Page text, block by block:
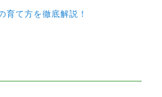
育て方を徹底解説！